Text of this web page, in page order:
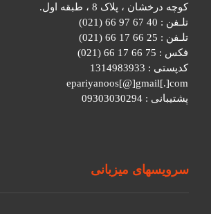
کوچه درخشان ، پلاک 8 ، طبقه اول.
تلـفن : 40 67 97 66 (021)
تلـفن : 25 66 17 66 (021)
فکس : 75 66 17 66 (021)
کدپستی : 1314983933
epariyanoos[@]gmail[.]com
پشتیبانی : 09303030294
سرویسهای میزبانی